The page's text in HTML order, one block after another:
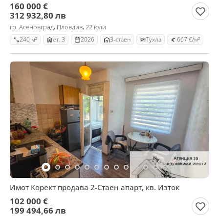
160 000 €
312 932,80 лв
гр. Асеновград, Пловдив, 22 юли
240 м² ет. 3 2026 3-стаен Тухла 667 €/м²
Имот Корект продава 2-Стаен апарт, кв. Изток
102 000 €
199 494,66 лв